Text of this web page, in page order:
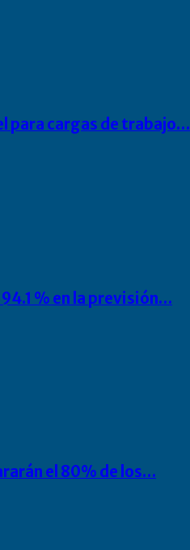
para cargas de trabajo…
% en la previsión…
el 80% de los…